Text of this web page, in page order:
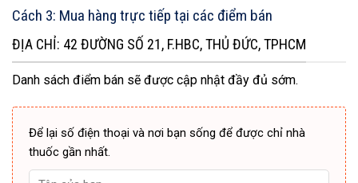
Cách 3: Mua hàng trực tiếp tại các điểm bán
ĐỊA CHỈ: 42 ĐƯỜNG SỐ 21, F.HBC, THỦ ĐỨC, TPHCM
Danh sách điểm bán sẽ được cập nhật đầy đủ sớm.
Để lại số điện thoại và nơi bạn sống để được chỉ nhà
thuốc gần nhất.